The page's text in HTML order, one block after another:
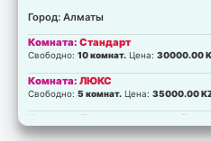
Город: Алматы
Комната:Стандарт
Свободно:10 комнат. Цена:30000.00
Комната:ЛЮКС
Свободно:5 комнат. Цена:35000.00
Комната: Представительский